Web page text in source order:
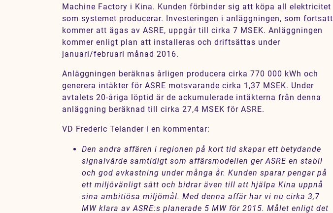
Jobb
Kontakt
Machine Factory i Kina. Kunden förbinder sig att köpa all elektricitet
som systemet producerar. Investeringen i anläggningen, som fortsatt
kommer att ägas av ASRE, uppgår till cirka 7 MSEK. Anläggningen
kommer enligt plan att installeras och driftsättas under
januari/februari månad 2016.
Anläggningen beräknas årligen producera cirka 770 000 kWh och
generera intäkter för ASRE motsvarande cirka 1,37 MSEK. Under
avtalets 20-åriga löptid är de ackumulerade intäkterna från denna
anläggning beräknad till cirka 27,4 MSEK för ASRE.
VD Frederic Telander i en kommentar:
Den andra affären i regionen på kort tid skapar ett betydande
signalvärde samtidigt som affärsmodellen ger ASRE en stabil
och god avkastning under många år. Kunden sparar pengar på
ett miljövänligt sätt och bidrar även till att hjälpa Kina uppnå
sina ambitiösa miljömål. Med denna affär har vi nu cirka 3,7
MW klara av ASRE:s planerade 5 MW för 2015. Målet enligt det